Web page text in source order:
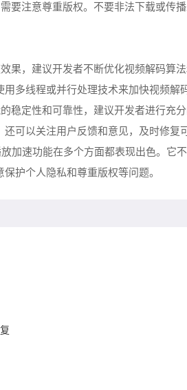
要注意尊重版权。不要非法下载或传
果，建议开发者不断优化视频解码算
多线程或并行处理技术来加快视频解
稳定性和可靠性，建议开发者进行充
可以关注用户反馈和意见，及时修复
加速功能在多个方面都表现出色。
护个人隐私和尊重版权等问题。